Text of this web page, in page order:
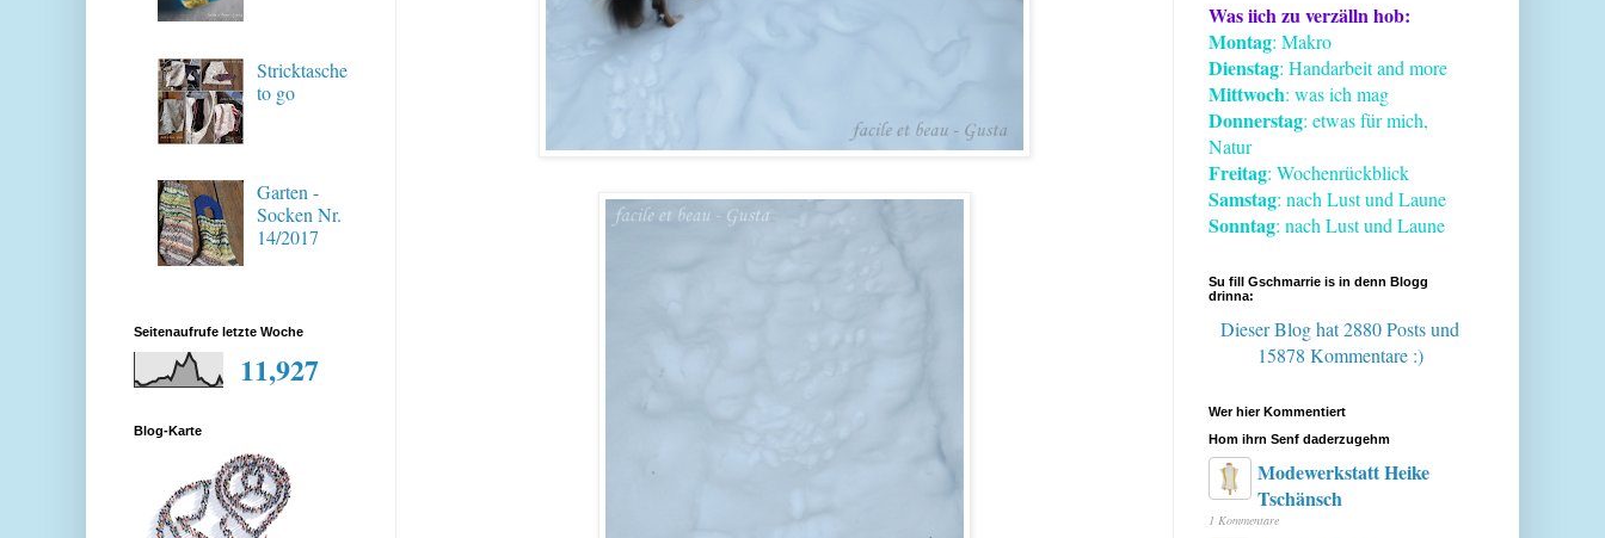
Stricktasche
to go
Garten -
Socken Nr.
14/2017
Seitenaufrufe letzte Woche
11,927
Blog-Karte
Was iich zu verzälln hob:
Montag: Makro
Dienstag: Handarbeit and more
Mittwoch: was ich mag
Donnerstag: etwas für mich,
Natur
Freitag: Wochenrückblick
Samstag: nach Lust und Laune
Sonntag: nach Lust und Laune
Su fill Gschmarrie is in denn Blogg
drinna:
Dieser Blog hat 2880 Postsund
15878 Kommentare :)
Wer hier Kommentiert
Hom ihrn Senf daderzugehm
Modewerkstatt Heike
Tschänsch
1 Kommentare